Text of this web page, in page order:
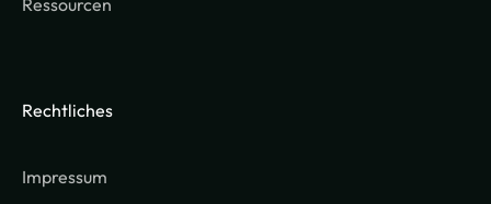
Ressourcen
Rechtliches
Impressum